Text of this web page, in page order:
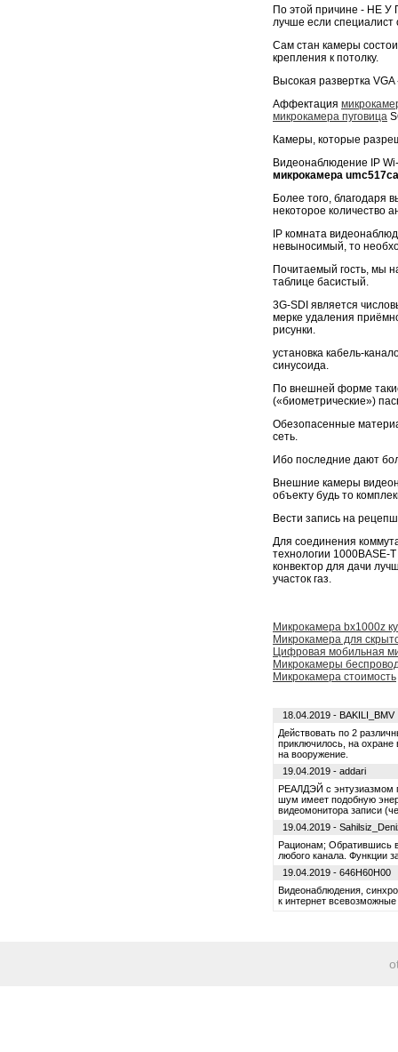
По этой причине - НЕ У
лучше если специалист
Сам стан камеры
крепления к потолку.
Высокая развертка
Аффектация
микрокамера пуговица
Камеры, которые
Видеонаблюдение IP
микрокамера
Более того, благодаря
некоторое количество
IP комната
невыносимый, то
Почитаемый гость, мы
таблице басистый.
3G-SDI является
мерке удаления
рисунки.
установка кабель-
синусоида.
По внешней форме
(«биометрические»)
Обезопасенные
сеть.
Ибо последние дают
Внешние камеры
объекту будь то
Вести запись на
Для соединения
технологии 1000BASE-
конвектор для дачи
участок газ.
Микрокамера bx1000z
Микрокамера для
Цифровая мобильная
Микрокамеры
Микрокамера стоимость
18.04.2019 - BAKILI_BMV
Действовать по 2
приключилось, на
на вооружение.
19.04.2019 - addari
РЕАЛДЭЙ с энтузиазмом
шум имеет подобную
видеомонитора записи
19.04.2019 -
Рационам; Обратившись
любого канала. Функции
19.04.2019 - 646H60H00
Видеонаблюдения,
к интернет